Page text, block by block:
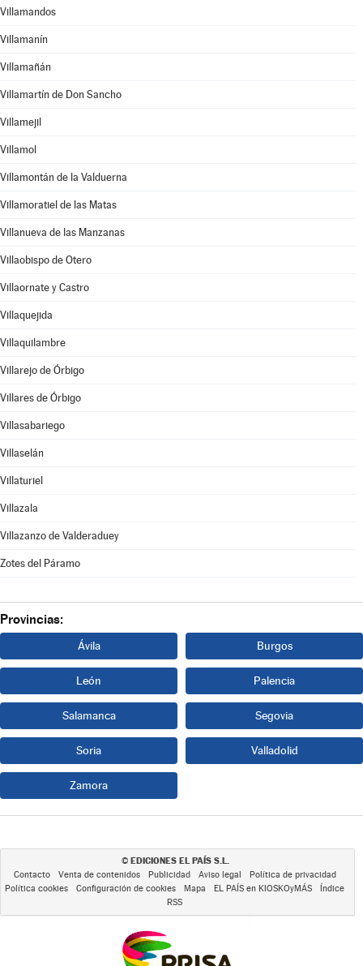
Villamandos
Villamanín
Villamañán
Villamartín de Don Sancho
Villamejil
Villamol
Villamontán de la Valduerna
Villamoratiel de las Matas
Villanueva de las Manzanas
Villaobispo de Otero
Villaornate y Castro
Villaquejida
Villaquilambre
Villarejo de Órbigo
Villares de Órbigo
Villasabariego
Villaselán
Villaturiel
Villazala
Villazanzo de Valderaduey
Zotes del Páramo
Provincias:
Ávila Burgos
León Palencia
Salamanca Segovia
Soria Valladolid
Zamora
© EDICIONES EL PAÍS S.L.
Contacto Venta de contenidos Publicidad Aviso legal
Política de privacidad
Política cookies
Configuración de cookies Mapa EL PAÍS en KIOSKOyMÁS
Índice
RSS